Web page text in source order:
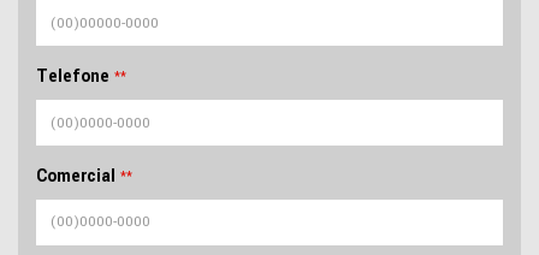
Telefone **
Comercial **